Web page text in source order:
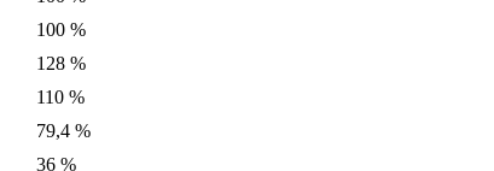
100 %
128 %
110 %
79,4 %
36 %